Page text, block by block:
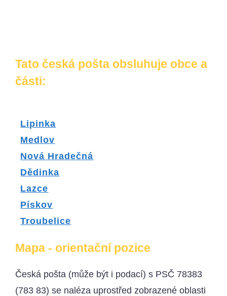
Tato česká pošta obsluhuje obce a
části:
Lipinka
Medlov
Nová Hradečná
Dědinka
Lazce
Pískov
Troubelice
Mapa - orientační pozice
Česká pošta (může být i podací) s PSČ 78383
(783 83) se naléza uprostřed zobrazené oblasti